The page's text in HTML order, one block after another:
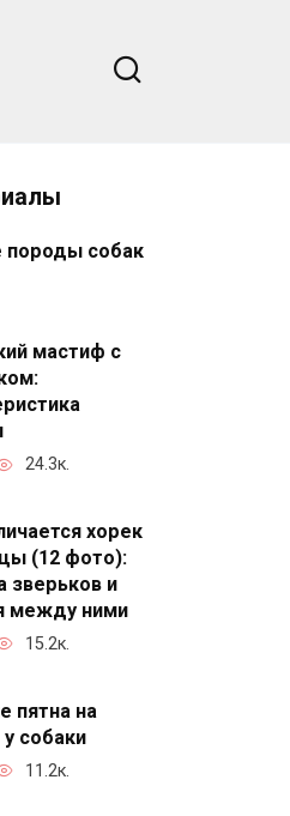
породы собак
мастиф с
24.3к.
хорек
(12 фото):
зверьков и
между ними
15.2к.
пятна на
собаки
11.2к.